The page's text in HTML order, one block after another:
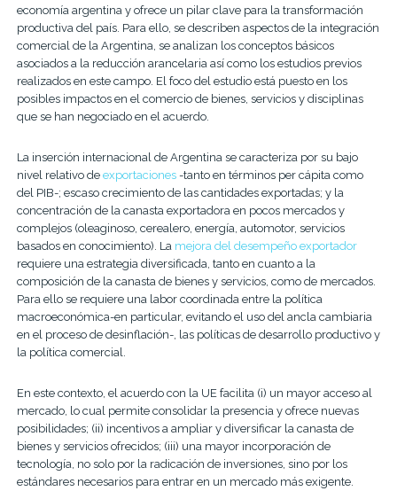
economía argentina y ofrece un pilar clave para la transformación
productiva del país. Para ello, se describen aspectos de la integración
comercial de la Argentina, se analizan los conceptos básicos
asociados a la reducción arancelaria así como los estudios previos
realizados en este campo. El foco del estudio está puesto en los
posibles impactos en el comercio de bienes, servicios y disciplinas
que se han negociado en el acuerdo.
La inserción internacional de Argentina se caracteriza por su bajo
nivel relativo de exportaciones-tanto en términos per cápita como
del PIB-; escaso crecimiento de las cantidades exportadas; y la
concentración de la canasta exportadora en pocos mercados y
complejos (oleaginoso, cerealero, energía, automotor, servicios
basados en conocimiento). La mejora del desempeño exportador
requiere una estrategia diversificada, tanto en cuanto a la
composición de la canasta de bienes y servicios, como de mercados.
Para ello se requiere una labor coordinada entre la política
macroeconómica-en particular, evitando el uso del ancla cambiaria
en el proceso de desinflación-, las políticas de desarrollo productivo y
la política comercial.
En este contexto, el acuerdo con la UE facilita (i) un mayor acceso al
mercado, lo cual permite consolidar la presencia y ofrece nuevas
posibilidades; (ii) incentivos a ampliar y diversificar la canasta de
bienes y servicios ofrecidos; (iii) una mayor incorporación de
tecnología, no solo por la radicación de inversiones, sino por los
estándares necesarios para entrar en un mercado más exigente.